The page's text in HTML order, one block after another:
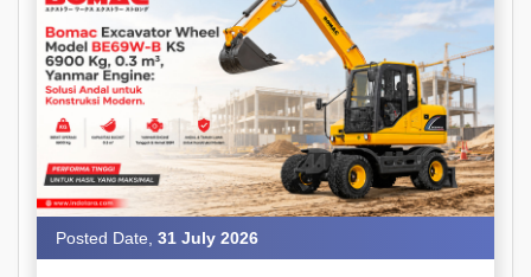
Posted Date, 31 July 2026